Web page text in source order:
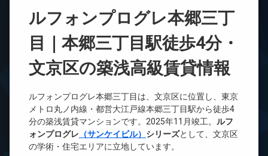
ルフォンプログレ本郷三丁
目｜本郷三丁目駅徒歩4分・
文京区の築浅高級賃貸情報
ルフォンプログレ本郷三丁目は、文京区に位置し、東京
メトロ丸ノ内線・都営大江戸線本郷三丁目駅から徒歩4
分の築浅賃貸マンションです。2025年11月竣工。 ルフ
ォンプログレ （サンケイビル） シリーズとして、文京区
の学術・住宅エリアに立地しています。